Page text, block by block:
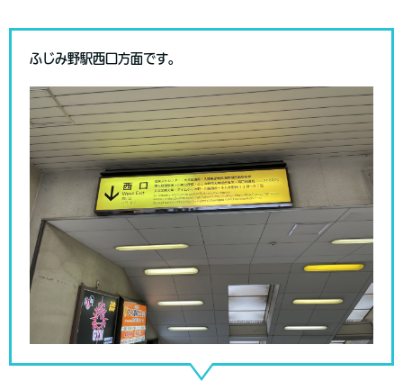
ふじみ野駅西口方面です。